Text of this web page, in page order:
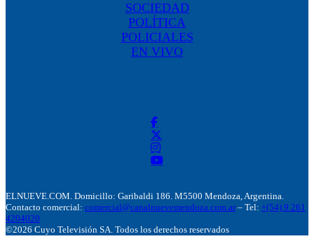
SOCIEDAD
POLÍTICA
POLICIALES
EN VIVO
ELNUEVE.COM. Domicillo: Garibaldi 186. M5500 Mendoza, Argentina.
Contacto comercial: comercial@canalnuevemendoza.com.ar – Tel: +(54) 9 261
4204020
©2026 Cuyo Televisión SA. Todos los derechos reservados